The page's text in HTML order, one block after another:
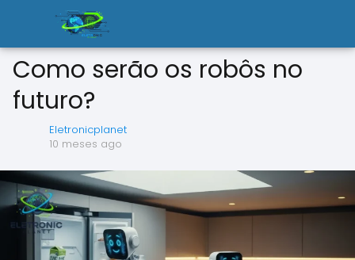
Como serão os robôs no
futuro?
Eletronicplanet
10 meses ago